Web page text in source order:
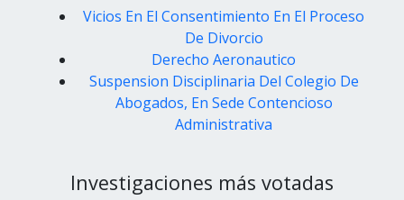
Vicios En El Consentimiento En El Proceso
De Divorcio
Derecho Aeronautico
Suspension Disciplinaria Del Colegio De
Abogados, En Sede Contencioso
Administrativa
Investigaciones más votadas